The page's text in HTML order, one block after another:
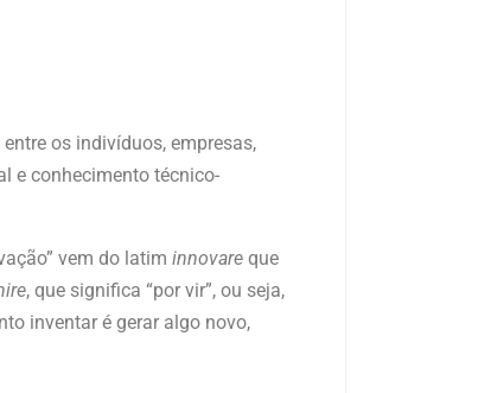
os indivíduos, empresas,
e conhecimento técnico-
vem do latim innovare que
, que significa “por vir”, ou seja,
inventar é gerar algo novo,